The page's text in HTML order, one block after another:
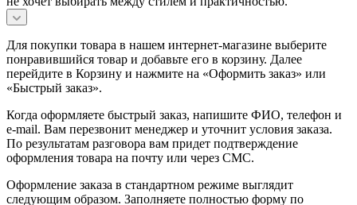
Для покупки товара в нашем интернет-магазине выберите
понравившийся товар и добавьте его в корзину. Далее
перейдите в Корзину и нажмите на «Оформить заказ» или
«Быстрый заказ».
Когда оформляете быстрый заказ, напишите ФИО, телефон и
e-mail. Вам перезвонит менеджер и уточнит условия заказа.
По результатам разговора вам придет подтверждение
оформления товара на почту или через СМС.
Оформление заказа в стандартном режиме выглядит
следующим образом. Заполняете полностью форму по